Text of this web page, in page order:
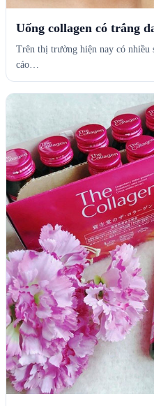
Uống collagen có trắng
Trên thị trường hiện nay có nhiều
cáo…